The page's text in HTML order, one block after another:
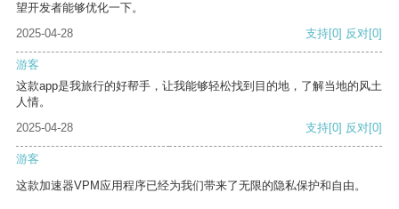
望开发者能够优化一下。
2025-04-28
支持[0] 反对[0]
游客
这款app是我旅行的好帮手，让我能够轻松找到目的地，了解当地的风土
人情。
2025-04-28
支持[0] 反对[0]
游客
这款加速器VPM应用程序已经为我们带来了无限的隐私保护和自由。